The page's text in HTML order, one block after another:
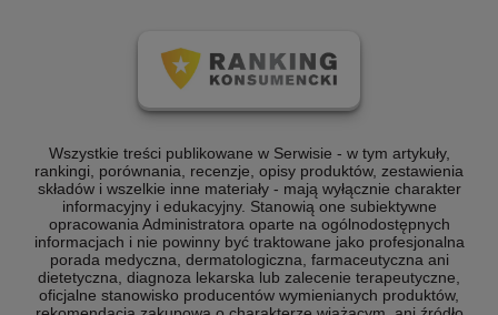
Wszystkie treści publikowane w Serwisie - w tym artykuły,
rankingi, porównania, recenzje, opisy produktów, zestawienia
składów i wszelkie inne materiały - mają wyłącznie charakter
informacyjny i edukacyjny. Stanowią one subiektywne
opracowania Administratora oparte na ogólnodostępnych
informacjach i nie powinny być traktowane jako profesjonalna
porada medyczna, dermatologiczna, farmaceutyczna ani
dietetyczna, diagnoza lekarska lub zalecenie terapeutyczne,
oficjalne stanowisko producentów wymienianych produktów,